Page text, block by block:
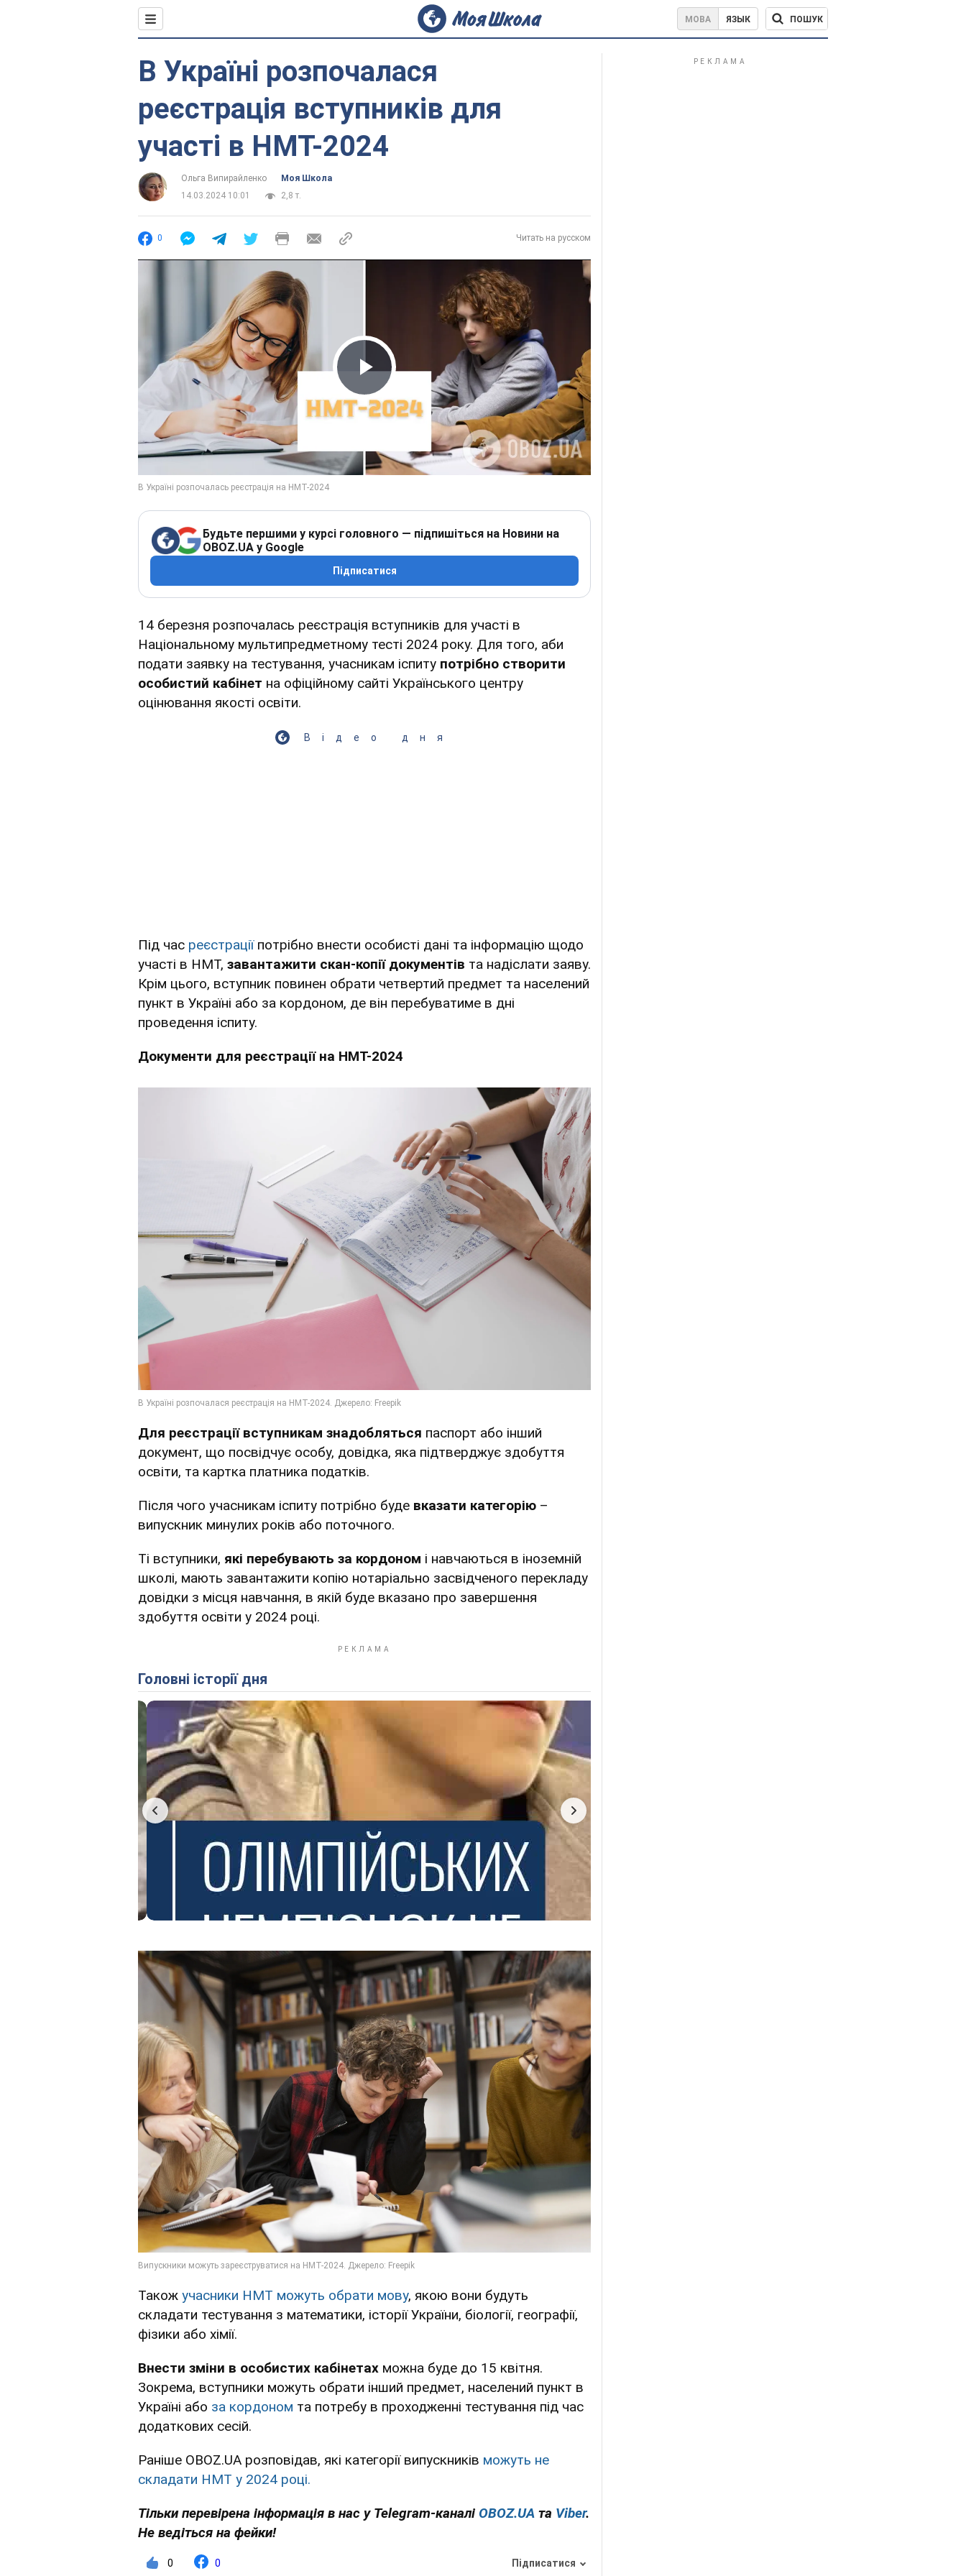
МОВА ЯЗЫК ПОШУК
В Україні розпочалася
реєстрація вступників для
участі в НМТ-2024
Ольга Випирайленко
Моя Школа
14.03.2024 10:01
2,8 т.
0 Читать на русском
Play Video
Будьте першими у курсі головного — підпишіться на Новини на
OBOZ.UA у Google
Підписатися
14 березня розпочалась реєстрація вступників для участі в
Національному мультипредметному тесті 2024 року. Для того, аби
подати заявку на тестування, учасникам іспиту потрібно створити
особистий кабінет на офіційному сайті Українського центру
оцінювання якості освіти.
Відео дня
Під час реєстраціїпотрібно внести особисті дані та інформацію щодо
участі в НМТ, завантажити скан-копії документів та надіслати заяву.
Крім цього, вступник повинен обрати четвертий предмет та населений
пункт в Україні або за кордоном, де він перебуватиме в дні
проведення іспиту.
Документи для реєстрації на НМТ-2024
Для реєстрації вступникам знадобляться паспорт або інший
документ, що посвідчує особу, довідка, яка підтверджує здобуття
освіти, та картка платника податків.
Після чого учасникам іспиту потрібно буде вказати категорію –
випускник минулих років або поточного.
Ті вступники, які перебувають за кордоном і навчаються в іноземній
школі, мають завантажити копію нотаріально засвідченого перекладу
довідки з місця навчання, в якій буде вказано про завершення
здобуття освіти у 2024 році.
Головні історії дня
Також учасники НМТ можуть обрати мову, якою вони будуть
складати тестування з математики, історії України, біології, географії,
фізики або хімії.
Внести зміни в особистих кабінетах можна буде до 15 квітня.
Зокрема, вступники можуть обрати інший предмет, населений пункт в
Україні або за кордоном та потребу в проходженні тестування під час
додаткових сесій.
Раніше OBOZ.UA розповідав, які категорії випускників можуть не
складати НМТ у 2024 році.
Тільки перевірена інформація в нас у Telegram-каналі OBOZ.UA та Viber.
Не ведіться на фейки!
0 0 Підписатися